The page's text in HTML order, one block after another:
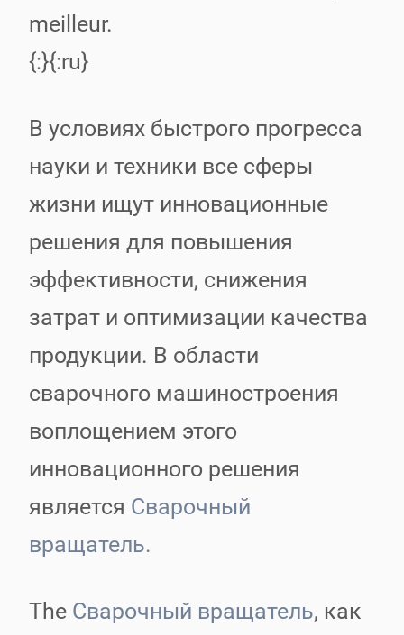
meilleur.
{:}{:ru}
В условиях быстрого прогресса
науки и техники все сферы
жизни ищут инновационные
решения для повышения
эффективности, снижения
затрат и оптимизации качества
продукции. В области
сварочного машиностроения
воплощением этого
инновационного решения
является Сварочный
вращатель.
The Сварочный вращатель, как